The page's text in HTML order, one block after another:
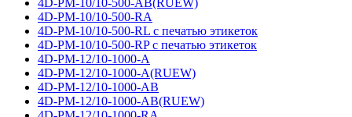
4D-PM-10/10-500-AB(RUEW)
4D-PM-10/10-500-RA
4D-PM-10/10-500-RL с печатью этикеток
4D-PM-10/10-500-RP с печатью этикеток
4D-PM-12/10-1000-A
4D-PM-12/10-1000-A(RUEW)
4D-PM-12/10-1000-AB
4D-PM-12/10-1000-AB(RUEW)